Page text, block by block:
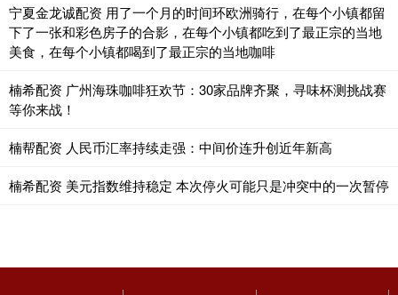
宁夏金龙诚配资 用了一个月的时间环欧洲骑行，在每个小镇都留
下了一张和彩色房子的合影，在每个小镇都吃到了最正宗的当地
美食，在每个小镇都喝到了最正宗的当地咖啡
楠希配资 广州海珠咖啡狂欢节：30家品牌齐聚，寻味杯测挑战赛
等你来战！
楠帮配资 人民币汇率持续走强：中间价连升创近年新高
楠希配资 美元指数维持稳定 本次停火可能只是冲突中的一次暂停